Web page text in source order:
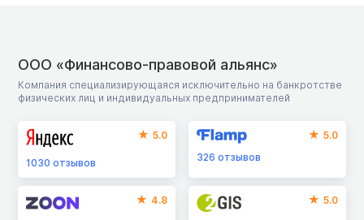
ООО «Финансово-правовой альянс»
Компания специализирующаяся исключительно на банкротстве
физических лиц и индивидуальных предпринимателей
5.0
1030 отзывов
5.0
326отзывов
4.8 5.0